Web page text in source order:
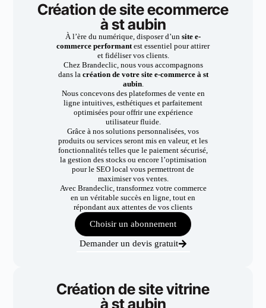
Création de site ecommerce
à st aubin
À l’ère du numérique, disposer d’un site e-
commerce performantest essentiel pour attirer
et fidéliser vos clients.
Chez Brandeclic, nous vous accompagnons
dans la création de votre site e-commerce à st
aubin.
Nous concevons des plateformes de vente en
ligne intuitives, esthétiques et parfaitement
optimisées pour offrir une expérience
utilisateur fluide.
Grâce à nos solutions personnalisées, vos
produits ou services seront mis en valeur, et les
fonctionnalités telles que le paiement sécurisé,
la gestion des stocks ou encore l’optimisation
pour le SEO local vous permettront de
maximiser vos ventes.
Avec Brandeclic, transformez votre commerce
en un véritable succès en ligne, tout en
répondant aux attentes de vos clients
Choisir un abonnement
Demander un devis gratuit
Création de site vitrine
à st aubin